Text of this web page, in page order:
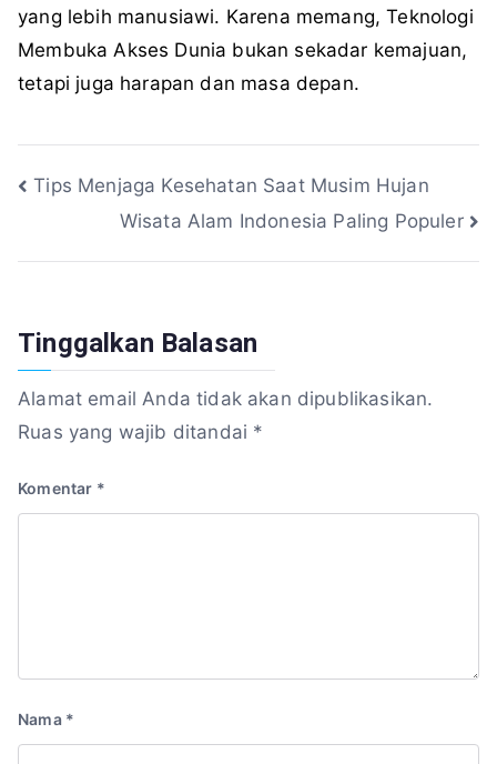
yang lebih manusiawi. Karena memang, Teknologi
Membuka Akses Dunia bukan sekadar kemajuan,
tetapi juga harapan dan masa depan.
Navigasi
Tips Menjaga Kesehatan Saat Musim Hujan
Wisata Alam Indonesia Paling Populer
Tinggalkan Balasan
Alamat email Anda tidak akan dipublikasikan.
Ruas yang wajib ditandai *
Komentar *
Nama *